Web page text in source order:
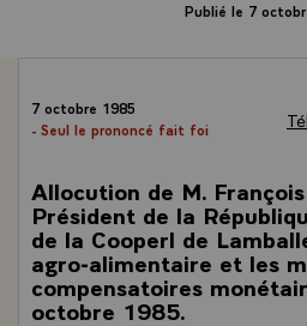
Publié le 7
7 octobre 1985
- Seul le prononcé fait foi
Allocution de M.
Président de la
de la Cooperl de
agro-alimentaire et les
compensatoires
octobre 1985.